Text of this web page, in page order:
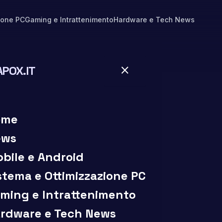
PCGaming e IntrattenimentoHardware e Tech News
close
e Android
e Ottimizzazione PC
e Intrattenimento
e Tech News